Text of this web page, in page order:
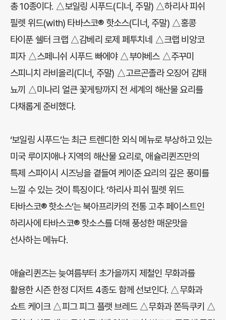
총 10종이다. △보일링 시푸드(디너, 주말) △하리사 피쉬
필렛 위드(with) 타바스코® 핫소스(디너, 주말) △홍콩
타이푼 쉘터 크랩 △감베리 로제 페투치네 △크랩 비앙코
피자 △스페니쉬 시푸드 빠에야 △부야베스 △주꾸미
스피니치 라비올리(디너, 주말) △고르곤졸라 오징어 감태
뇨끼 △미나리 얼큰 꽃게탕까지 전 세계의 해산물 요리를
다채롭게 준비했다.
‘보일링 시푸드’는 최근 트렌디한 외식 메뉴로 부상하고 있는
미국 루이지애나 지역의 해산물 요리로, 애슐리퀸즈만의
특제 스파이시 시즈닝을 곁들여 케이준 요리의 깊은 풍미를
느낄 수 있는 것이 특징이다. ‘하리사 피쉬 필렛 위드
타바스코® 핫소스’는 북아프리카의 전통 고추 페이스트인
하리사에 타바스코® 핫소스를 더해 풍성한 매운맛을
선사하는 메뉴다.
애슐리퀸즈는 늦여름부터 초가을까지 제철인 무화과를
활용한 시즌 한정 디저트 4종도 함께 선보인다. △무화과
쇼트 케이크 △피그 피그 플랫 브레드 △무화과 쫀득쿠키 △